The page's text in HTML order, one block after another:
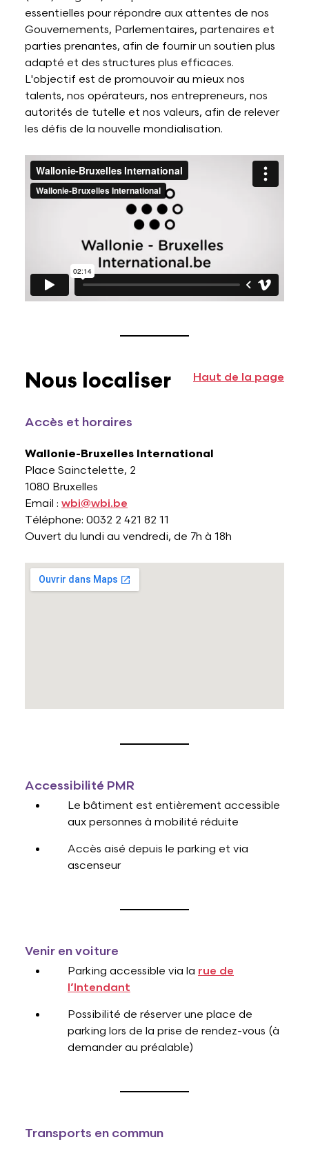
essentielles pour répondre aux attentes de nos
Gouvernements, Parlementaires, partenaires et
parties prenantes, afin de fournir un soutien plus
adapté et des structures plus efficaces.
L'objectif est de promouvoir au mieux nos
talents, nos opérateurs, nos entrepreneurs, nos
autorités de tutelle et nos valeurs, afin de relever
les défis de la nouvelle mondialisation.
Haut de la page
Nous localiser
Accès et horaires
Wallonie-Bruxelles International
Place Sainctelette, 2
1080 Bruxelles
Email : wbi@wbi.be
Téléphone: 0032 2 421 82 11
Ouvert du lundi au vendredi, de 7h à 18h
Accessibilité PMR
Le bâtiment est entièrement accessible
aux personnes à mobilité réduite
Accès aisé depuis le parking et via
ascenseur
Venir en voiture
Parking accessible via la rue de
l’Intendant
Possibilité de réserver une place de
parking lors de la prise de rendez-vous (à
demander au préalable)
Transports en commun